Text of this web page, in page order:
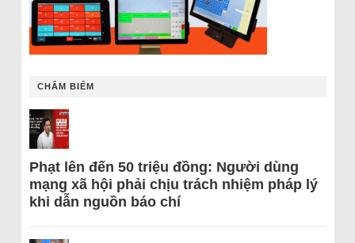
CHÂM BIẾM
Phạt lên đến 50 triệu đồng: Người dùng
mạng xã hội phải chịu trách nhiệm pháp lý
khi dẫn nguồn báo chí